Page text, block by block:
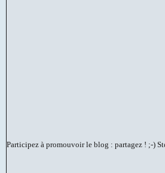
Participez à promouvoir le blog : partagez ! ;-)